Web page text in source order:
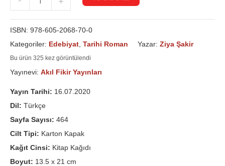
ISBN: 978-605-2068-70-0
Kategoriler: Edebiyat Tarihi Roman Yazar: Ziya Şakir
Bu ürün 325 kez görüntülendi
Yayınevi: Akıl Fikir Yayınları
Yayın Tarihi: 16.07.2020
Dil: Türkçe
Sayfa Sayısı: 464
Cilt Tipi: Karton Kapak
Kağıt Cinsi: Kitap Kağıdı
Boyut: 13.5 x 21 cm